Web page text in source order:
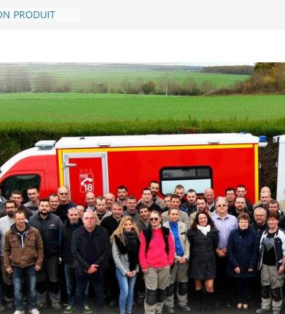
décès de
collaborent
de